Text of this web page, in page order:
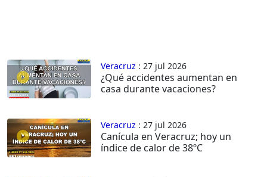
Veracruz : 27 jul 2026
¿Qué accidentes aumentan en
casa durante vacaciones?
Veracruz : 27 jul 2026
Canícula en Veracruz; hoy un
índice de calor de 38ºC